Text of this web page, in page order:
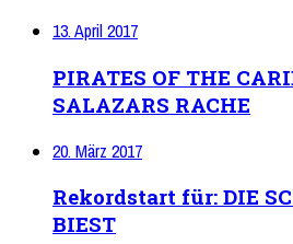
13. April 2017
PIRATES OF THE
SALAZARS RACHE
20. März 2017
Rekordstart für: DIE
BIEST